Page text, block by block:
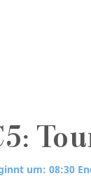
um: 08:30